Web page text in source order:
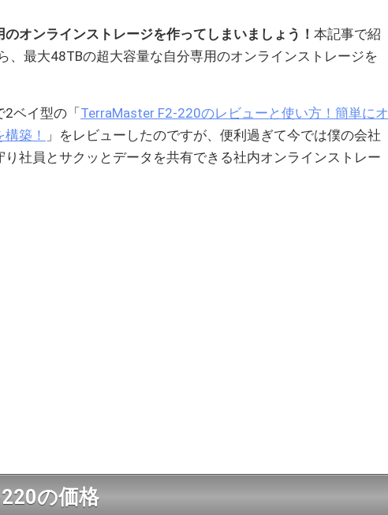
オンラインストレージを作ってしまいましょう！ 本記事で紹
、最大48TBの超大容量な自分専用のオンラインストレージを
2ベイ型の「TerraMaster F2-220のレビューと使い方！簡単にオ
築！
」をレビューしたのですが、便利過ぎて今では僕の会社
社員とサクッとデータを共有できる社内オンラインストレー
の価格